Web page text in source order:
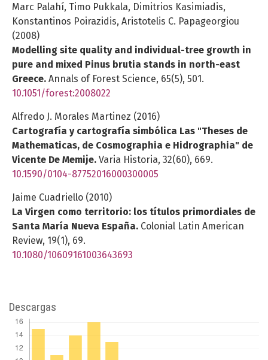
Marc Palahí, Timo Pukkala, Dimitrios Kasimiadis,
Konstantinos Poirazidis, Aristotelis C. Papageorgiou
(2008)
Modelling site quality and individual-tree growth in
pure and mixed Pinus brutia stands in north-east
Greece. Annals of Forest Science, 65(5), 501.
10.1051/forest:2008022
Alfredo J. Morales Martinez (2016)
Cartografía y cartografía simbólica Las "Theses de
Mathematicas, de Cosmographia e Hidrographia" de
Vicente De Memije. Varia Historia, 32(60), 669.
10.1590/0104-87752016000300005
Jaime Cuadriello (2010)
La Virgen como territorio: los títulos primordiales de
Santa María Nueva España. Colonial Latin American
Review, 19(1), 69.
10.1080/10609161003643693
Descargas